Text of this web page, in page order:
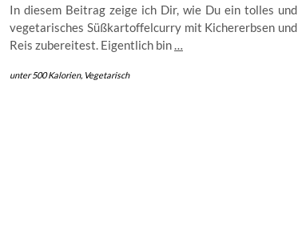
In diesem Beitrag zeige ich Dir, wie Du ein tolles und
vegetarisches Süßkartoffelcurry mit Kichererbsen und
Reis zubereitest. Eigentlich bin…
unter 500 Kalorien, Vegetarisch